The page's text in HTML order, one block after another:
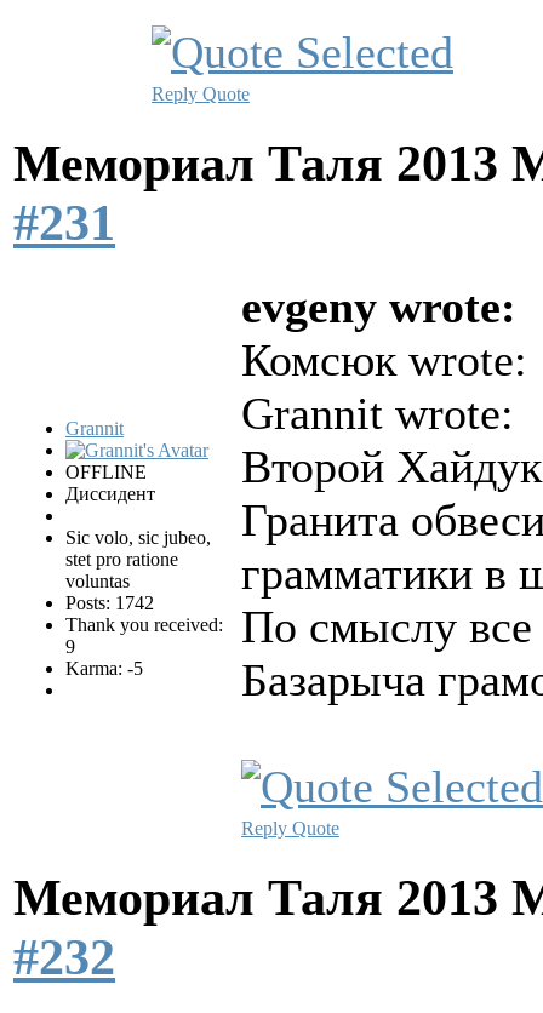
Reply Quote
Мемориал Таля 2013
#231
Grannit
OFFLINE
Диссидент
Sic volo, sic jubeo,
stet pro ratione
voluntas
Posts: 1742
Thank you received:
9
Karma: -5
evgeny wrote:
Комсюк wrote:
Grannit wrote:
Второй
Гранита
грамматики в
По смыслу
Базарыча
Reply Quote
Мемориал Таля 2013
#232